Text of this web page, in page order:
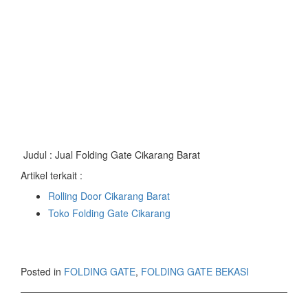
Judul : Jual Folding Gate Cikarang Barat
Artikel terkait :
Rolling Door Cikarang Barat
Toko Folding Gate Cikarang
Posted in FOLDING GATE, FOLDING GATE BEKASI